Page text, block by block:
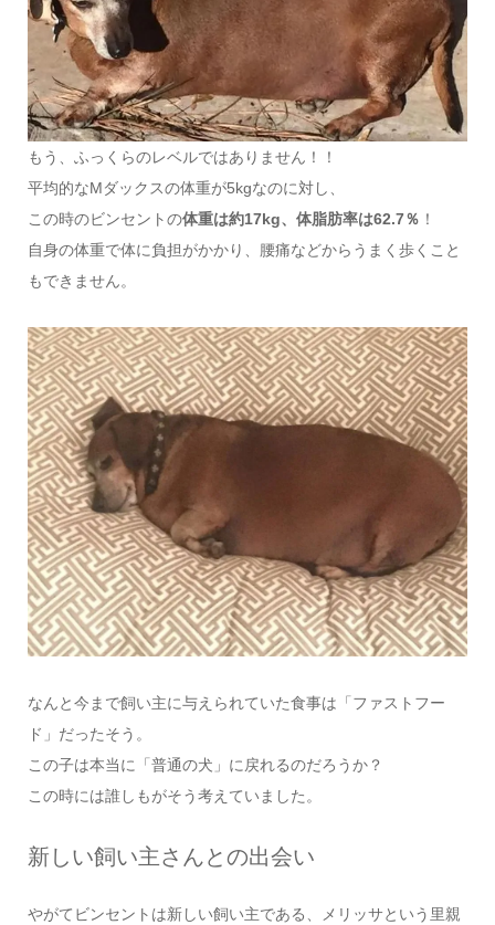
もう、ふっくらのレベルではありません！！
平均的なMダックスの体重が5kgなのに対し、
この時のビンセントの体重は約17kg、体脂肪率は62.7％ ！
自身の体重で体に負担がかかり、腰痛などからうまく歩くこと
もできません。
なんと今まで飼い主に与えられていた食事は「ファストフー
ド」だったそう。
この子は本当に「普通の犬」に戻れるのだろうか？
この時には誰しもがそう考えていました。
新しい飼い主さんとの出会い
やがてビンセントは新しい飼い主である、メリッサという里親